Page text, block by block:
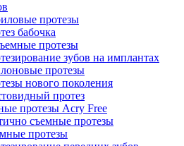
протезы
бабочка
протезы
зубов на имплантах
протезы
нового поколения
протез
протезы Acry Free
съемные протезы
протезы